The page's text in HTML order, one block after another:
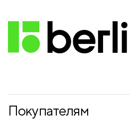
Покупателям